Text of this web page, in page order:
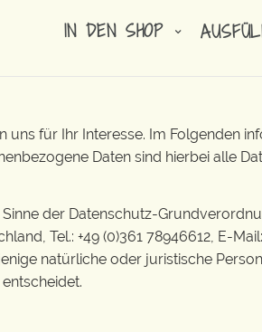
IN DEN SHOP
für Ihr Interesse. Im Folgenden
Daten sind hierbei alle
der Datenschutz-
Tel.: +49 (0)361 78946612, E-
natürliche oder juristische